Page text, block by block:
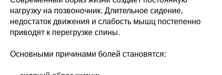
нагрузку на позвоночник. Длительное сидение,
недостаток движения и слабость мышц постепенно
приводят к перегрузке спины.
Основными причинами болей становятся: